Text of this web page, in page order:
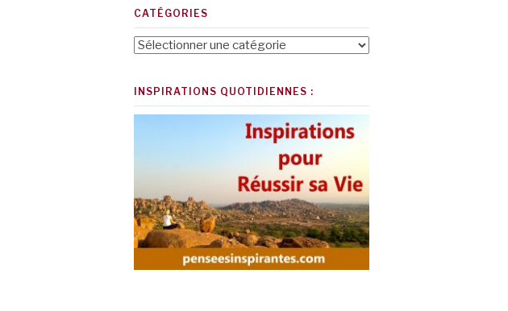
CATÉGORIES
Catégories
INSPIRATIONS QUOTIDIENNES :